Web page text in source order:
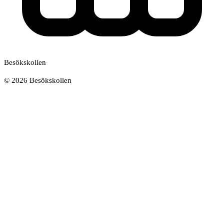
Besökskollen
© 2026 Besökskollen